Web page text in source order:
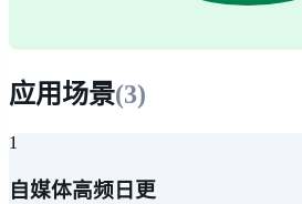
应用场景(3)
1
自媒体高频日更